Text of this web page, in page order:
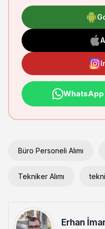
WhatsApp
Büro Personeli Alımı
Tekniker Alımı
Erhan